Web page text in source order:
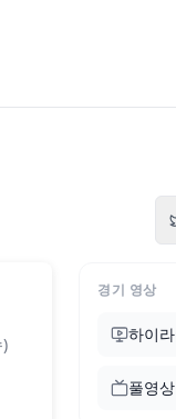
경기 영상
하이
풀영